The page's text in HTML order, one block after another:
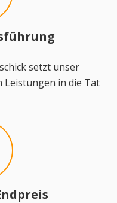
setzt unser
Leistungen in die Tat